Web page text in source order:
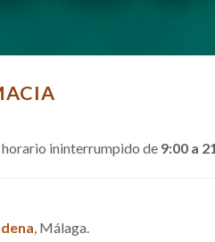
horario ininterrumpido de 9:00 a
, Málaga.